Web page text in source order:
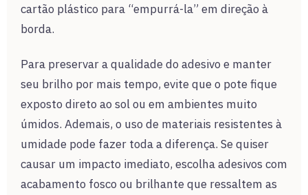
cartão plástico para “empurrá-la” em direção à
borda.
Para preservar a qualidade do adesivo e manter
seu brilho por mais tempo, evite que o pote fique
exposto direto ao sol ou em ambientes muito
úmidos. Ademais, o uso de materiais resistentes à
umidade pode fazer toda a diferença. Se quiser
causar um impacto imediato, escolha adesivos com
acabamento fosco ou brilhante que ressaltem as